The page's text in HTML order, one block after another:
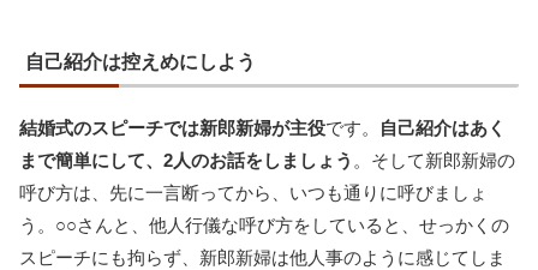
自己紹介は控えめにしよう
結婚式のスピーチでは新郎新婦が主役です。
自己紹介はあく
まで簡単にして、2人のお話をしましょう 。そして新郎新婦の
呼び方は、先に一言断ってから、いつも通りに呼びましょ
う。○○さんと、他人行儀な呼び方をしていると、せっかくの
スピーチにも拘らず、新郎新婦は他人事のように感じてしま